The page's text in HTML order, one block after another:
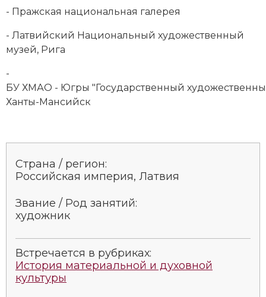
- Пражская национальная галерея
- Латвийский Национальный художественный
музей, Рига
-
БУ ХМАО - Югры "Государственный
Ханты-Мансийск
Страна / регион:
Российская империя, Латвия
Звание / Род занятий:
художник
Встречается в рубриках:
История материальной и духовной
культуры